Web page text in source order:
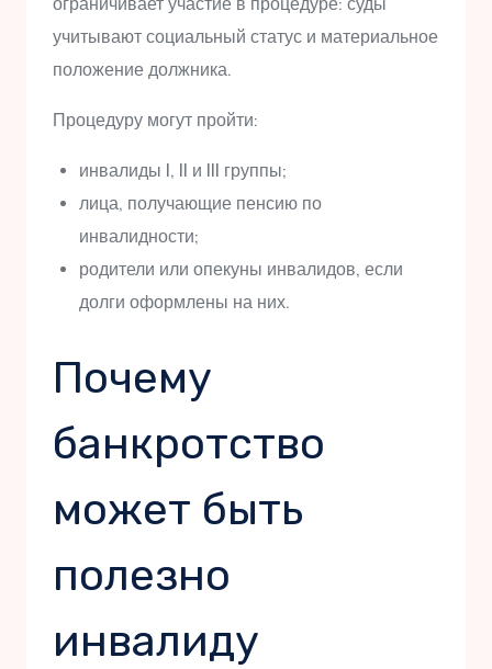
учитывают социальный статус и материальное
положение должника.
Процедуру могут пройти:
инвалиды I, II и III группы;
лица, получающие пенсию по
инвалидности;
родители или опекуны инвалидов, если
долги оформлены на них.
Почему
банкротство
может быть
полезно
инвалиду